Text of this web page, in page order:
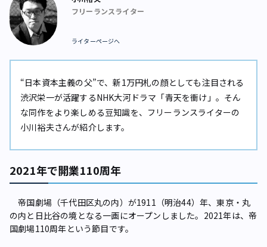
フリーランスライター
ライターページへ
“日本資本主義の父”で、新1万円札の顔としても注目される
渋沢栄一が活躍するNHK大河ドラマ「青天を衝け」。そん
な同作をより楽しめる豆知識を、フリーランスライターの
小川裕夫さんが紹介します。
2021年で開業110周年
帝国劇場（千代田区丸の内）が1911（明治44）年、東京・丸
の内と日比谷の境となる一画にオープンしました。2021年は、帝
国劇場110周年という節目です。